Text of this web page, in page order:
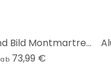
Alu-Dibond Bild Montmartre - Panorama
ab 73,99 €